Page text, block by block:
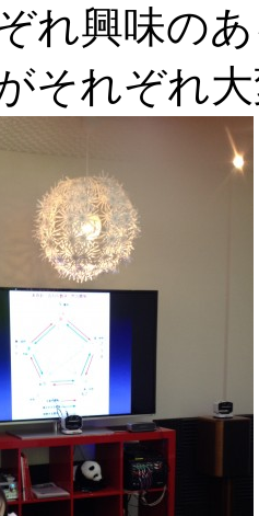
れ興味の
それぞれ